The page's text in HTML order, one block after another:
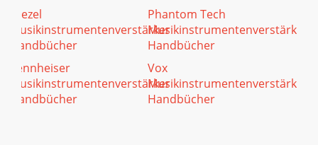
Diezel
Musikinstrumentenverstärker
Handbücher
Sennheiser
Musikinstrumentenverstärker
Handbücher
Phantom Tech
Musikinstrumentenverstärker
Handbücher
Vox
Musikinstrumentenverstärker
Handbücher